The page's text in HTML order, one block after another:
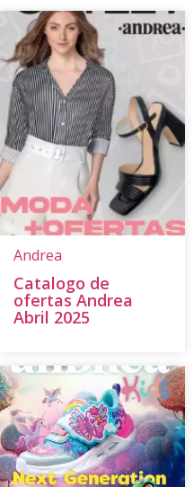
Andrea
Catalogo de
ofertas Andrea
Abril 2025